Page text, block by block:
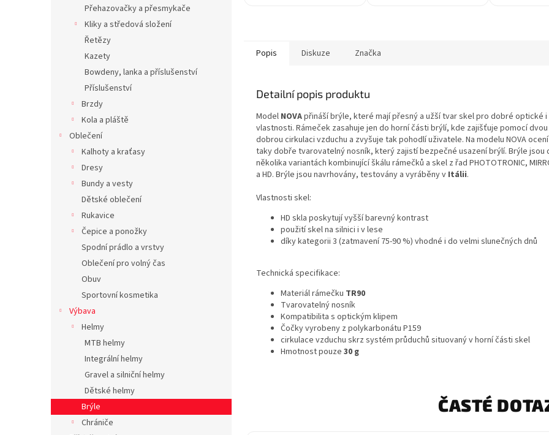
Přehazovačky a přesmykače
Kliky a středová složení
Řetězy
Kazety
Bowdeny, lanka a příslušenství
Příslušenství
Brzdy
Kola a pláště
Oblečení
Kalhoty a kraťasy
Dresy
Bundy a vesty
Dětské oblečení
Rukavice
Čepice a ponožky
Spodní prádlo a vrstvy
Oblečení pro volný čas
Obuv
Sportovní kosmetika
Výbava
Helmy
MTB helmy
Integrální helmy
Gravel a silniční helmy
Dětské helmy
Brýle
Chrániče
Popis Diskuze Značka
Detailní popis produktu
Model NOVApřináší brýle, které mají přesný a užší tvar skel pro dobré optické i
vlastnosti. Rámeček zasahuje jen do horní části brýlí, kde zajišťuje pomocí
dobrou cirkulaci vzduchu a zvyšuje tak pohodlí uživatele. Na modelu NOVA
taky dobře tvarovatelný nosník, který zajistí bezpečné usazení brýlí. Brýle jsou
několika variantách kombinující škálu rámečků a skel z řad PHOTOTRONIC,
a HD. Brýle jsou navrhovány, testovány a vyráběny v Itálii.
Vlastnosti skel:
HD skla poskytují vyšší barevný kontrast
použití skel na silnici i v lese
díky kategorii 3 (zatmavení 75-90 %) vhodné i do velmi slunečných dnů
Technická specifikace:
Materiál rámečku TR90
Tvarovatelný nosník
Kompatibilita s optickým klipem
Čočky vyrobeny z polykarbonátu P159
cirkulace vzduchu skrz systém průduchů situovaný v horní části skel
Hmotnost pouze 30 g
ČASTÉ